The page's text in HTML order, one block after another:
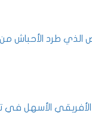
طرد الأحباش من
الأفريقي الأسهل في